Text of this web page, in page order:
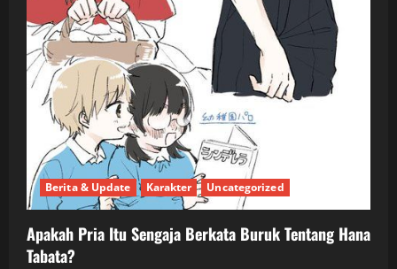
Berita & Update Karakter Uncategorized
Apakah Pria Itu Sengaja Berkata Buruk Tentang Hana
Tabata?